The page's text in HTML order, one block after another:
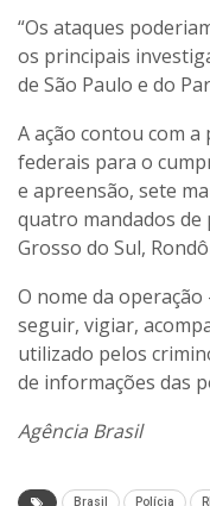
“Os ataques
os principais
de São Paulo e do
A ação contou com a
federais para o
e apreensão, sete
quatro mandados
Grosso do Sul,
O nome da
seguir, vigiar,
utilizado pelos
de informações das
Agência Brasil
Brasil Polícia